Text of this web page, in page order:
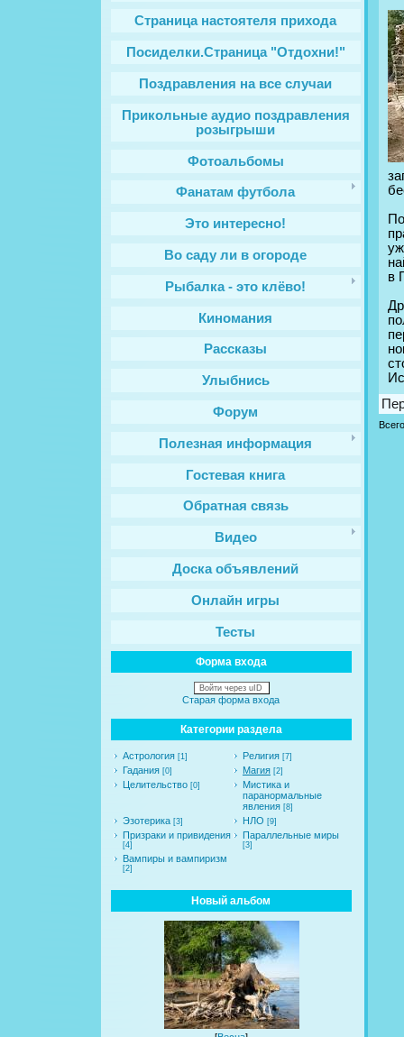
Cтраница настоятеля прихода
Посиделки.Страница "Отдохни!"
Поздравления на все случаи
Прикольные аудио поздравления
розыгрыши
Фотоальбомы
Фанатам футбола
Это интересно!
Во саду ли в огороде
Рыбалка - это клёво!
Киномания
Рассказы
Улыбнись
Форум
Полезная информация
Гостевая книга
Обратная связь
Видео
Доска объявлений
Онлайн игры
Тесты
Форма входа
Войти через uID
Старая форма входа
Категории раздела
Астрология [1] Религия [7]
Гадания [0] Магия [2]
Целительство [0]
Мистика и
паранормальные
явления [8]
Эзотерика [3] НЛО [9]
Призраки и привидения
[4]
Параллельные миры
[3]
Вампиры и вампиризм
[2]
Новый альбом
в